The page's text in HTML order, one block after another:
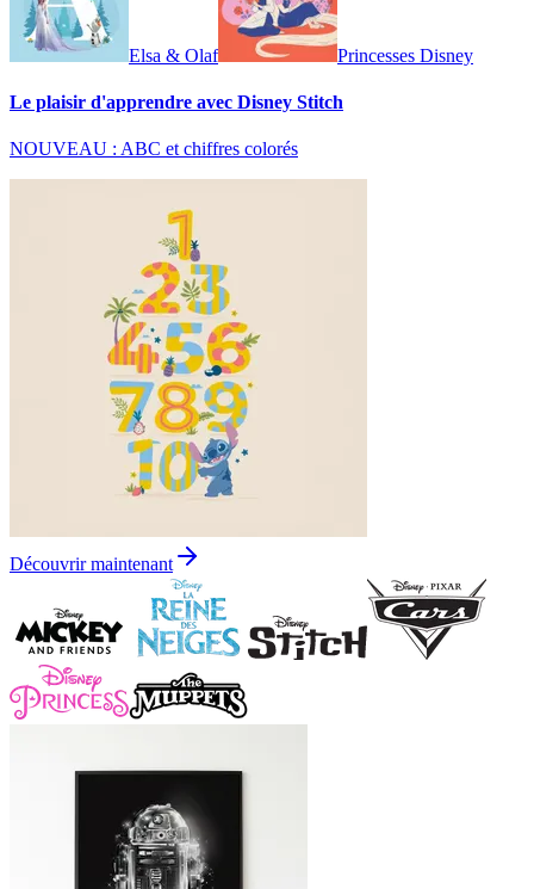
Elsa & Olaf Princesses Disney
Le plaisir d'apprendre avec Disney Stitch
NOUVEAU : ABC et chiffres colorés
Découvrir maintenant